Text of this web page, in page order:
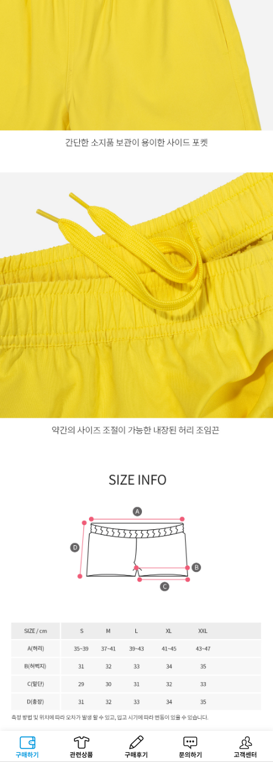
구매하기 관련상품 상품후기 문의하기 고객센터